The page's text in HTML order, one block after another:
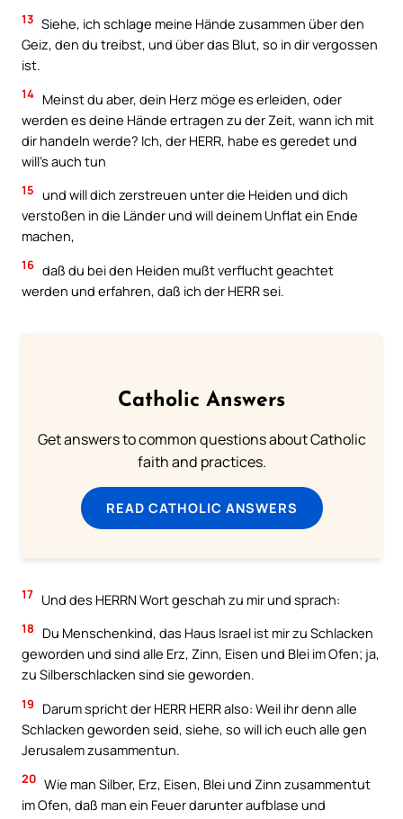
13 Siehe, ich schlage meine Hände zusammen über den
Geiz, den du treibst, und über das Blut, so in dir vergossen
ist.
14 Meinst du aber, dein Herz möge es erleiden, oder
werden es deine Hände ertragen zu der Zeit, wann ich mit
dir handeln werde? Ich, der HERR, habe es geredet und
will’s auch tun
15 und will dich zerstreuen unter die Heiden und dich
verstoßen in die Länder und will deinem Unflat ein Ende
machen,
16 daß du bei den Heiden mußt verflucht geachtet
werden und erfahren, daß ich der HERR sei.
Catholic Answers
Get answers to common questions about Catholic
faith and practices.
READ CATHOLIC ANSWERS
17 Und des HERRN Wort geschah zu mir und sprach:
18
Du Menschenkind, das Haus Israel ist mir zu Schlacken
geworden und sind alle Erz, Zinn, Eisen und Blei im Ofen; ja,
zu Silberschlacken sind sie geworden.
19
Darum spricht der HERR HERR also: Weil ihr denn alle
Schlacken geworden seid, siehe, so will ich euch alle gen
Jerusalem zusammentun.
20 Wie man Silber, Erz, Eisen, Blei und Zinn zusammentut
im Ofen, daß man ein Feuer darunter aufblase und